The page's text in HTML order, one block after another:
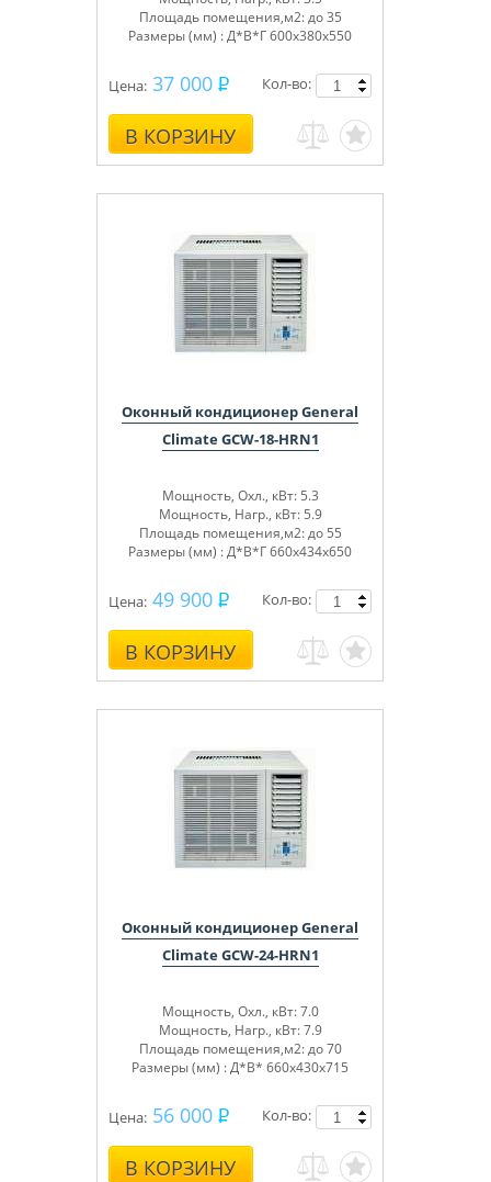
Площадь помещения,м2: до 35
Размеры (мм) : Д*В*Г 600x380x550
Цена: 37 000
В КОРЗИНУ
Кол-во:
Оконный кондиционер General
Climate GCW-18-HRN1
Мощность, Охл., кВт: 5.3
Мощность, Нагр., кВт: 5.9
Площадь помещения,м2: до 55
Размеры (мм) : Д*В*Г 660x434x650
Цена: 49 900
В КОРЗИНУ
Кол-во:
Оконный кондиционер General
Climate GCW-24-HRN1
Мощность, Охл., кВт: 7.0
Мощность, Нагр., кВт: 7.9
Площадь помещения,м2: до 70
Размеры (мм) : Д*В* 660x430x715
Цена: 56 000
В КОРЗИНУ
Кол-во: